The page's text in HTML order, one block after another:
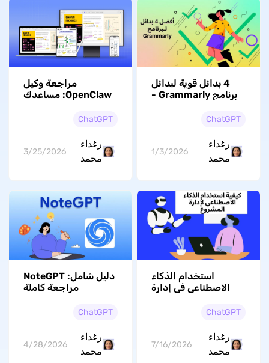
4 بدائل قوية لبدائل
برنامج Grammarly -
ChatGPT
رغداء
محمد
1/3/2026
مراجعة وكيل
OpenClaw: مساعدك
ChatGPT
رغداء
محمد
3/25/2026
استخدام الذكاء
الاصطناعي في إدارة
الخطة إلى متابعةChatGPT
رغداء
محمد
7/16/2026
دليل شامل: NoteGPT
مراجعة كاملة
ChatGPT
رغداء
محمد
4/28/2026